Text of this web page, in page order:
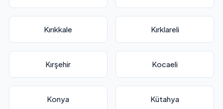
Kırıkkale Kırklareli
Kırşehir Kocaeli
Konya Kütahya